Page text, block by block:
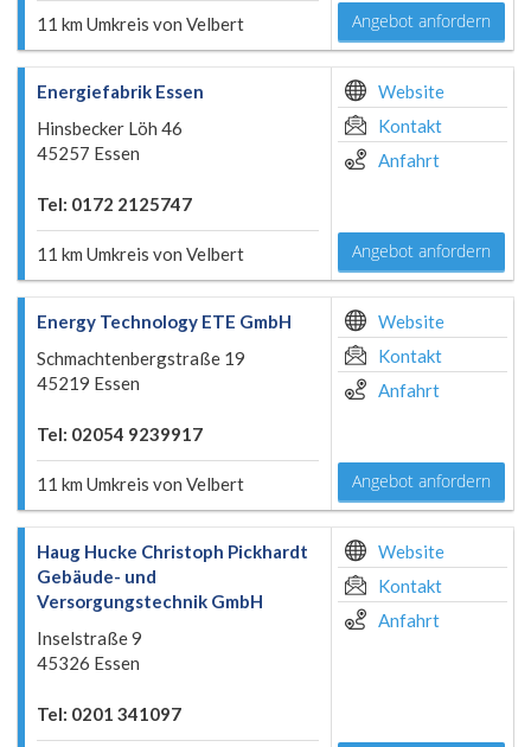
11 km Umkreis von Velbert Angebot anfordern
Energiefabrik Essen
Hinsbecker Löh 46
45257 Essen
Tel: 0172 2125747
11 km Umkreis von Velbert
Website
Kontakt
Anfahrt
Angebot anfordern
Energy Technology ETE GmbH
Schmachtenbergstraße 19
45219 Essen
Tel: 02054 9239917
11 km Umkreis von Velbert
Website
Kontakt
Anfahrt
Angebot anfordern
Haug Hucke Christoph Pickhardt
Gebäude- und
Versorgungstechnik GmbH
Inselstraße 9
45326 Essen
Tel: 0201 341097
Website
Kontakt
Anfahrt